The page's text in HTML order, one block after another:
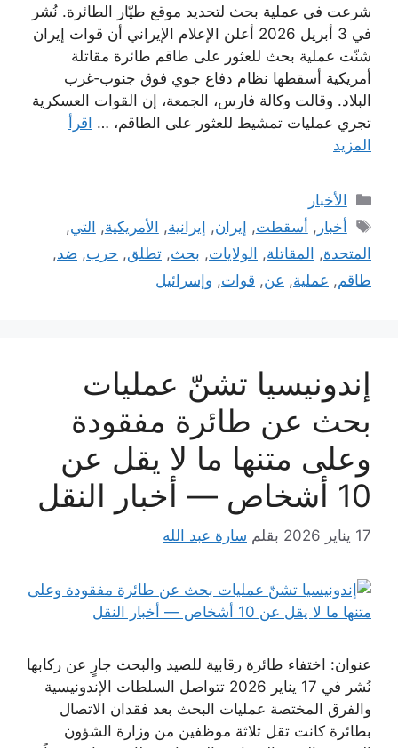
شرعت في عملية بحث لتحديد موقع طيّار الطائرة. نُشر
في 3 أبريل 2026 أعلن الإعلام الإيراني أن قوات إيران
شنّت عملية بحث للعثور على طاقم طائرة مقاتلة
أمريكية أسقطها نظام دفاع جوي فوق جنوب‑غرب
البلاد. وقالت وكالة فارس، الجمعة، إن القوات العسكرية
تجري عمليات تمشيط للعثور على الطاقم، … اقرأ
المزيد
التصنيفات
الأخبار
الوسوم
أخبار , أسقطت, إيران, إيرانية, الأمريكية, التي,
المتحدة, المقاتلة, الولايات, بحث, تطلق, حرب, ضد,
طاقم, عملية, عن, قوات, وإسرائيل
إندونيسيا تشنّ عمليات
بحث عن طائرة مفقودة
وعلى متنها ما لا يقل عن
10 أشخاص — أخبار النقل
17 يناير 2026 بقلم سارة عبد الله
عنوان: اختفاء طائرة رقابية للصيد والبحث جارٍ عن ركابها
نُشر في 17 يناير 2026 تتواصل السلطات الإندونيسية
والفرق المختصة عمليات البحث بعد فقدان الاتصال
بطائرة كانت تقل ثلاثة موظفين من وزارة الشؤون